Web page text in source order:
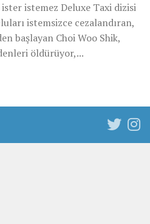
istemez Deluxe Taxi dizisi
istemsizce cezalandıran,
başlayan Choi Woo Shik,
öldürüyor,...